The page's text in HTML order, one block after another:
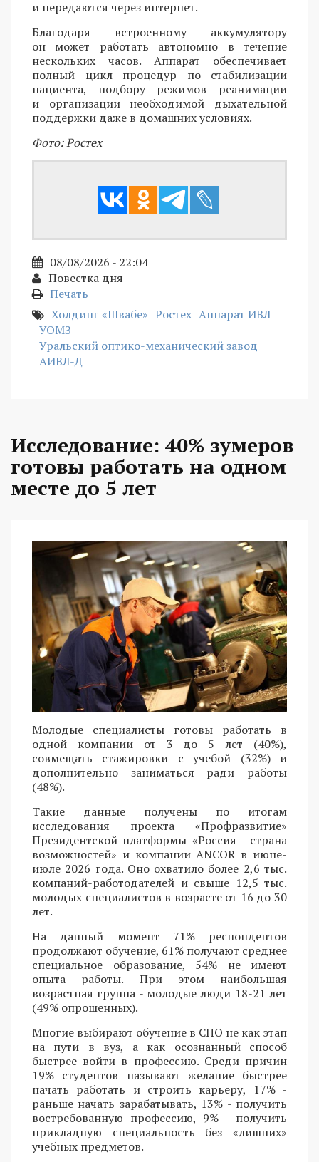
и передаются через интернет.
Благодаря встроенному аккумулятору
он может работать автономно в течение
нескольких часов. Аппарат обеспечивает
полный цикл процедур по стабилизации
пациента, подбору режимов реанимации
и организации необходимой дыхательной
поддержки даже в домашних условиях.
Фото: Ростех
08/08/2026 - 22:04
Повестка дня
Печать
Холдинг «Швабе» Ростех Аппарат ИВЛ
УОМЗ
Уральский оптико-механический завод
АИВЛ-Д
Исследование: 40% зумеров
готовы работать на одном
месте до 5 лет
Молодые специалисты готовы работать в
одной компании от 3 до 5 лет (40%),
совмещать стажировки с учебой (32%) и
дополнительно заниматься ради работы
(48%).
Такие данные получены по итогам
исследования проекта «Профразвитие»
Президентской платформы «Россия - страна
возможностей» и компании ANCOR в июне-
июле 2026 года. Оно охватило более 2,6 тыс.
компаний-работодателей и свыше 12,5 тыс.
молодых специалистов в возрасте от 16 до 30
лет.
На данный момент 71% респондентов
продолжают обучение, 61% получают среднее
специальное образование, 54% не имеют
опыта работы. При этом наибольшая
возрастная группа - молодые люди 18-21 лет
(49% опрошенных).
Многие выбирают обучение в СПО не как этап
на пути в вуз, а как осознанный способ
быстрее войти в профессию. Среди причин
19% студентов называют желание быстрее
начать работать и строить карьеру, 17% -
раньше начать зарабатывать, 13% - получить
востребованную профессию, 9% - получить
прикладную специальность без «лишних»
учебных предметов.